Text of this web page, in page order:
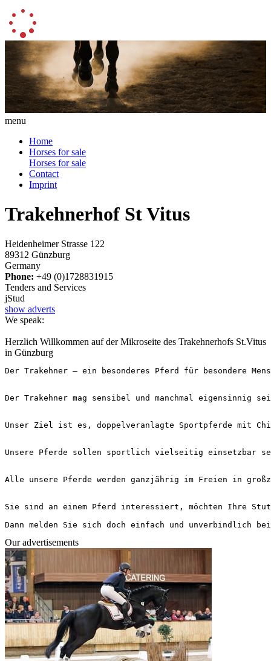
menu
Home
Horses for sale
Horses for sale
Contact
Imprint
Trakehnerhof St Vitus
Heidenheimer Strasse 122
89312 Günzburg
Germany
Phone: +49 (0)1728831915
Tenders and Services
jStud
show adverts
We speak:
Herzlich Willkommen auf der Mikroseite des Trakehnerhofs St.Vitus
in Günzburg
Der Trakehner – ein besonderes Pferd für besondere
Der Trakehner mag sensibel und manchmal eigensinnig
Unser Ziel ist es, doppelveranlagte Sportpferde mit
Unsere Pferde sollen sportlich vielseitig einsetzbar
Alle unsere Pferde werden ganzjährig im Freien in
Sie sind an einem Pferd interessiert, möchten Ihre
Dann melden Sie sich doch einfach und unverbindlich
Our advertisements